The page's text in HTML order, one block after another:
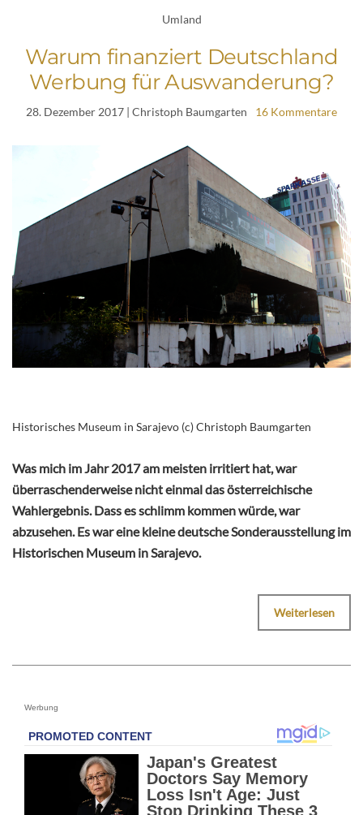
Umland
Warum finanziert Deutschland
Werbung für Auswanderung?
28. Dezember 2017 | Christoph Baumgarten 16 Kommentare
Historisches Museum in Sarajevo (c) Christoph Baumgarten
Was mich im Jahr 2017 am meisten irritiert hat, war
überraschenderweise nicht einmal das österreichische
Wahlergebnis. Dass es schlimm kommen würde, war
abzusehen. Es war eine kleine deutsche Sonderausstellung im
Historischen Museum in Sarajevo.
Weiterlesen
Werbung